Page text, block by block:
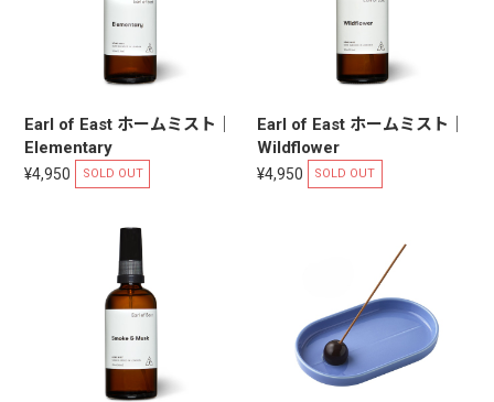
Earl of East ホームミスト｜
Elementary
¥4,950 SOLD OUT
Earl of East ホームミスト｜
Wildflower
¥4,950 SOLD OUT